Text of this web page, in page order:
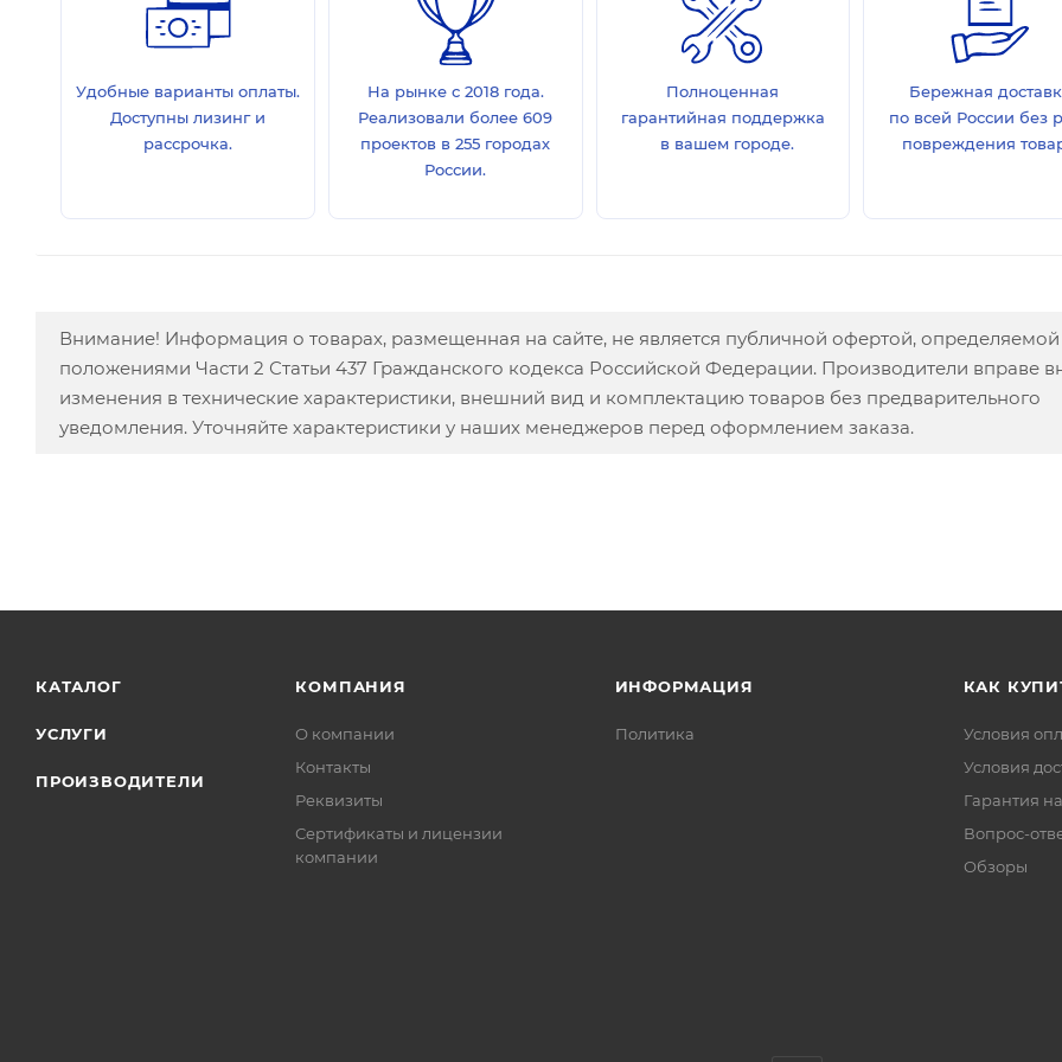
Удобные варианты оплаты.
Доступны лизинг и
рассрочка.
На рынке с 2018 года.
Реализовали более 609
проектов в 255 городах
России.
Полноценная
гарантийная поддержка
в вашем городе.
Бережная
по всей России без
повреждения
Внимание! Информация о товарах, размещенная на сайте, не является публичной офертой, определяемой
положениями Части 2 Статьи 437 Гражданского кодекса Российской Федерации. Производители вправе
изменения в технические характеристики, внешний вид и комплектацию товаров без предварительного
уведомления. Уточняйте характеристики у наших менеджеров перед оформлением заказа.
КАТАЛОГ
УСЛУГИ
ПРОИЗВОДИТЕЛИ
КОМПАНИЯ
О компании
Контакты
Реквизиты
Сертификаты и лицензии
компании
ИНФОРМАЦИЯ
Политика
КАК
Условия
Условия
Гарантия
Вопрос-
Обзоры